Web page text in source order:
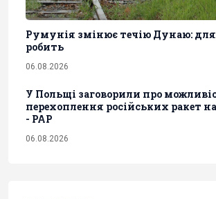
Румунія змінює течію Дунаю: для
робить
06.08.2026
У Польщі заговорили про
перехоплення російських ракет
- PAP
06.08.2026